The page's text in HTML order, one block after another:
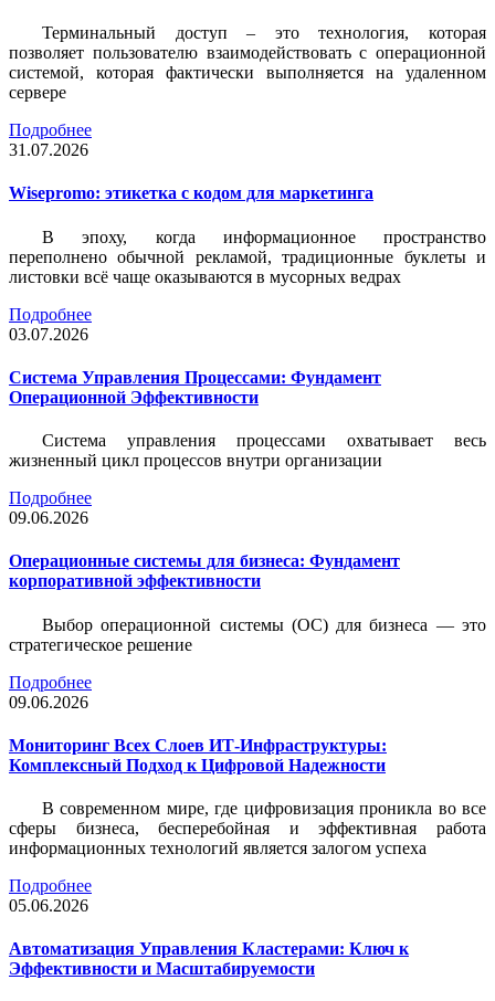
Терминальный доступ – это технология, которая
позволяет пользователю взаимодействовать с операционной
системой, которая фактически выполняется на удаленном
сервере
Подробнее
31.07.2026
Wisepromo: этикетка c кодом для маркетинга
В эпоху, когда информационное пространство
переполнено обычной рекламой, традиционные буклеты и
листовки всё чаще оказываются в мусорных ведрах
Подробнее
03.07.2026
Система Управления Процессами: Фундамент
Операционной Эффективности
Система управления процессами охватывает весь
жизненный цикл процессов внутри организации
Подробнее
09.06.2026
Операционные системы для бизнеса: Фундамент
корпоративной эффективности
Выбор операционной системы (ОС) для бизнеса — это
стратегическое решение
Подробнее
09.06.2026
Мониторинг Всех Слоев ИТ-Инфраструктуры:
Комплексный Подход к Цифровой Надежности
В современном мире, где цифровизация проникла во все
сферы бизнеса, бесперебойная и эффективная работа
информационных технологий является залогом успеха
Подробнее
05.06.2026
Автоматизация Управления Кластерами: Ключ к
Эффективности и Масштабируемости